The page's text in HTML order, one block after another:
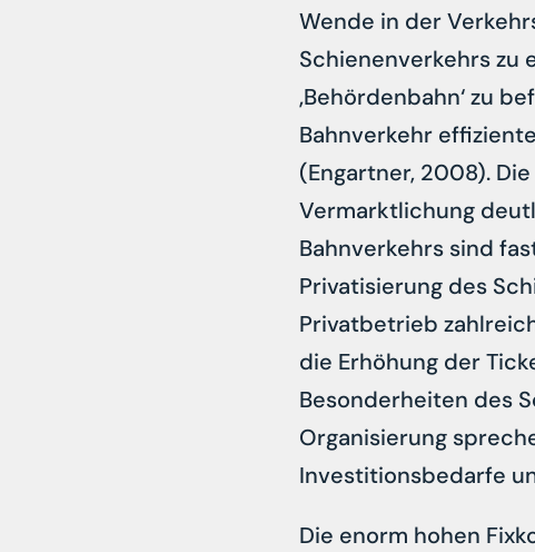
Wende in der
Schienenverkehrs zu
‚Behördenbahn‘ zu
Bahnverkehr
(Engartner, 2008).
Vermarktlichung
Bahnverkehrs sind
Privatisierung des
Privatbetrieb
die Erhöhung der
Besonderheiten des
Organisierung
Investitionsbedarfe
Die enorm hohen